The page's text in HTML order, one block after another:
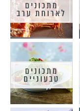
מתכונים
לארוחת ערב
מתכונים
טבעוניים